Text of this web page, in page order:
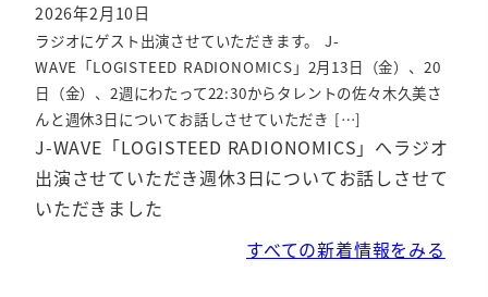
J-WAVE「LOGISTEED RADIONOMICS」へラジオ
出演させていただき週休3日についてお話しさせて
いただきました
ラジオにゲスト出演させていただきます。 J-
WAVE「LOGISTEED RADIONOMICS」2月13日（金）、20
日（金）、2週にわたって22:30からタレントの佐々木久美さ
んと週休3日についてお話しさせていただき […]
投稿日
2026年2月10日
すべての新着情報をみる